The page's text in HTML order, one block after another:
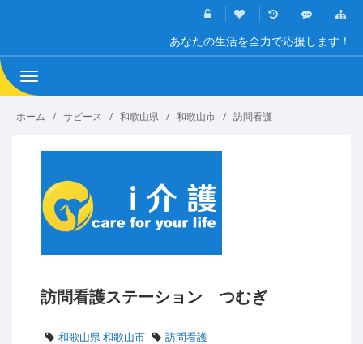
あなたの生活を全力で応援します！
Toggle
navigation
ホーム サビース 和歌山県 和歌山市 訪問看護
訪問看護ステーション つむぎ
和歌山県 和歌山市 訪問看護